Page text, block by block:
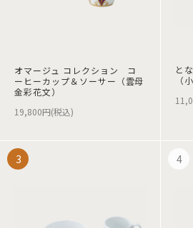
オマージュ コレクション コ
ーヒーカップ＆ソーサー（雲母
金彩花文）
19,800円(税込)
と
（